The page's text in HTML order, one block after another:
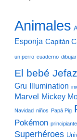
Animales
Esponja Capitán
un perro cuaderno dibujar
El bebé
Gru Illumination
Marvel Mickey
Navidad niños Papá Pig
Pokémon
Superhéroes